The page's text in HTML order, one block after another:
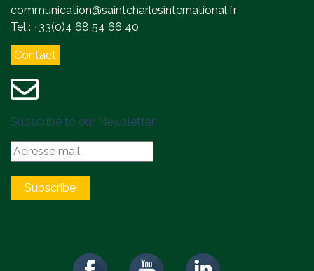
communication@saintcharlesinternational.fr
Tel : +33(0)4 68 54 66 40
Contact
Subscribe to our Newsletter
Subscribe